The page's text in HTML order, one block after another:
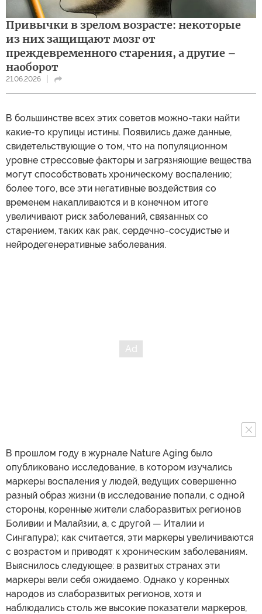
Привычки в зрелом возрасте: некоторые
из них защищают мозг от
преждевременного старения, а другие –
наоборот
21.06.2026
В большинстве всех этих советов можно-таки найти
какие-то крупицы истины. Появились даже данные,
свидетельствующие о том, что на популяционном
уровне стрессовые факторы и загрязняющие вещества
могут способствовать хроническому воспалению;
более того, все эти негативные воздействия со
временем накапливаются и в конечном итоге
увеличивают риск заболеваний, связанных со
старением, таких как рак, сердечно-сосудистые и
нейродегенеративные заболевания.
В прошлом году в журнале Nature Aging было
опубликовано исследование, в котором изучались
маркеры воспаления у людей, ведущих совершенно
разный образ жизни (в исследование попали, с одной
стороны, коренные жители слаборазвитых регионов
Боливии и Малайзии, а, с другой — Италии и
Сингапура); как считается, эти маркеры увеличиваются
с возрастом и приводят к хроническим заболеваниям.
Выяснилось следующее: в развитых странах эти
маркеры вели себя ожидаемо. Однако у коренных
народов из слаборазвитых регионов, хотя и
наблюдались столь же высокие показатели маркеров,